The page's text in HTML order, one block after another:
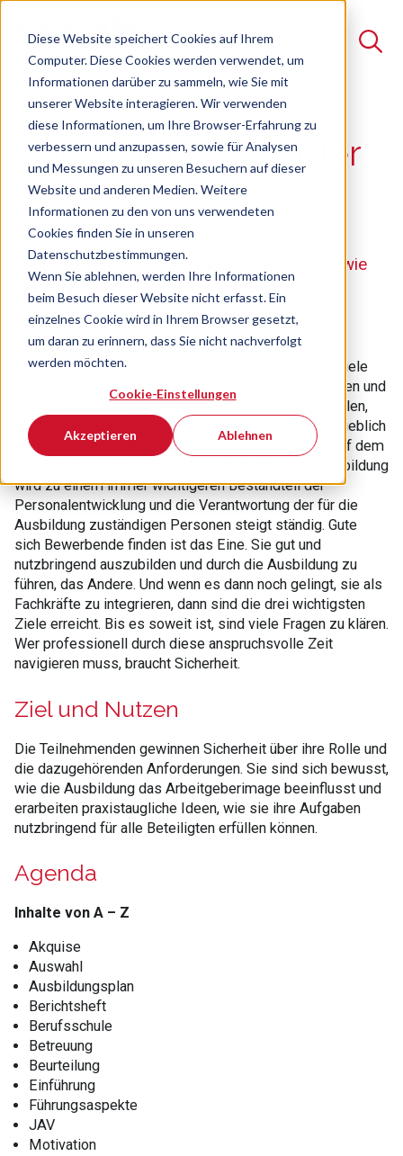
Diese Website speichert Cookies auf Ihrem
Computer. Diese Cookies werden verwendet, um
Informationen darüber zu sammeln, wie Sie mit
unserer Website interagieren. Wir verwenden
diese Informationen, um Ihre Browser-Erfahrung zu
verbessern und anzupassen, sowie für Analysen
und Messungen zu unseren Besuchern auf dieser
Website und anderen Medien. Weitere
Informationen zu den von uns verwendeten
Cookies finden Sie in unseren
Datenschutzbestimmungen.
Wenn Sie ablehnen, werden Ihre Informationen
beim Besuch dieser Website nicht erfasst. Ein
einzelnes Cookie wird in Ihrem Browser gesetzt,
um daran zu erinnern, dass Sie nicht nachverfolgt
werden möchten.
Cookie-Einstellungen
Akzeptieren Ablehnen
Suche
Es gibt keine Vorschläge, da das Suchfeld leer ist.
Der sichere Ausbilder
Seminar Freie Plätze verfügbar
Ausbilderwissen von A - wie Auswahl bis Z - wie
Ging es noch vor wenigen Jahren darum, möglichst viele
Auszubildende in ein Ausbildungsverhältnis zu bringen und
aus zig Bewerbungen die richtigen Azubis auszuwählen,
suchen heute bereits viele Ausbildungsbetriebe vergeblich
nach geeignetem Nachwuchs. Gleichzeitig gibt es auf dem
Arbeitsmarkt ständig zu wenige Fachkräfte. Die Ausbildung
wird zu einem immer wichtigeren Bestandteil der
Personalentwicklung und die Verantwortung der für die
Ausbildung zuständigen Personen steigt ständig. Gute
sich Bewerbende finden ist das Eine. Sie gut und
nutzbringend auszubilden und durch die Ausbildung zu
führen, das Andere. Und wenn es dann noch gelingt, sie als
Fachkräfte zu integrieren, dann sind die drei wichtigsten
Ziele erreicht. Bis es soweit ist, sind viele Fragen zu klären.
Wer professionell durch diese anspruchsvolle Zeit
navigieren muss, braucht Sicherheit.
Ziel und Nutzen
Die Teilnehmenden gewinnen Sicherheit über ihre Rolle und
die dazugehörenden Anforderungen. Sie sind sich bewusst,
wie die Ausbildung das Arbeitgeberimage beeinflusst und
erarbeiten praxistaugliche Ideen, wie sie ihre Aufgaben
nutzbringend für alle Beteiligten erfüllen können.
Agenda
Inhalte von A – Z
Akquise
Auswahl
Ausbildungsplan
Berichtsheft
Berufsschule
Betreuung
Beurteilung
Einführung
Führungsaspekte
JAV
Motivation